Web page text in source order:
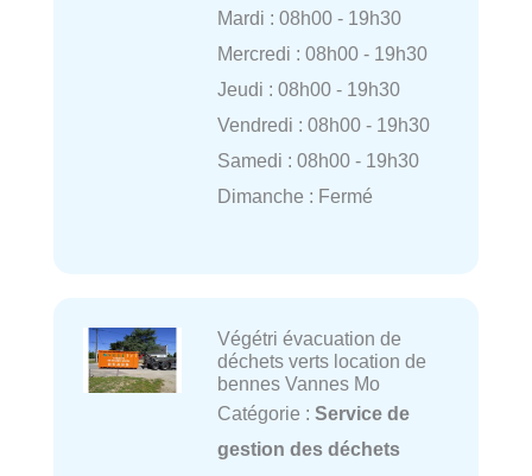
Mardi : 08h00 - 19h30
Mercredi : 08h00 - 19h30
Jeudi : 08h00 - 19h30
Vendredi : 08h00 - 19h30
Samedi : 08h00 - 19h30
Dimanche : Fermé
Végétri évacuation de
déchets verts location de
bennes Vannes Mo
Catégorie : Service de
gestion des déchets